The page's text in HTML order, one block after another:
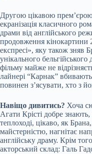
Другою цікавою
екранізація класичного
драми від англійського
продовження кінокартини
експресі», яку також зняв
унікального
фільму майже не
лайнері “Карнак”
повинен з’ясувати, хто з
Навіщо дивитись? Хоча
Агати Крісті добре
теплоході, цікаво, як
майстерністю, нагнітає
англійську драму. Крім
акторський склад: Галь